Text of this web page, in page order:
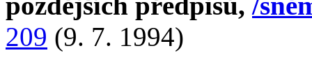
209 (9. 7. 1994)